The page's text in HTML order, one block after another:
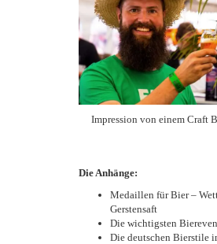
Impression von einem Craft
Die Anhänge:
Medaillen für Bier –
Gerstensaft
Die wichtigsten
Die deutschen Bierstile